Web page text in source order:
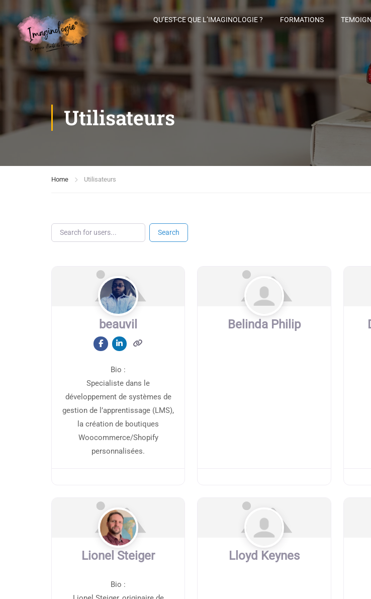
QU’EST-CE QUE L’IMAGINOLOGIE ? FORMATIONS
Utilisateurs
Home Utilisateurs
Search for users...
Search for users... Search
beauvil
Bio :
Specialiste dans le
développement de systèmes de
gestion de l’apprentissage (LMS),
la création de boutiques
Woocommerce/Shopify
personnalisées.
Belinda Philip
Lionel Steiger
Bio :
Lloyd Keynes